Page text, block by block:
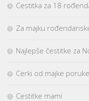
Cestitka za 18
Za majku
Najlepše čestitke za
Cerki od majke
Cestitke mami